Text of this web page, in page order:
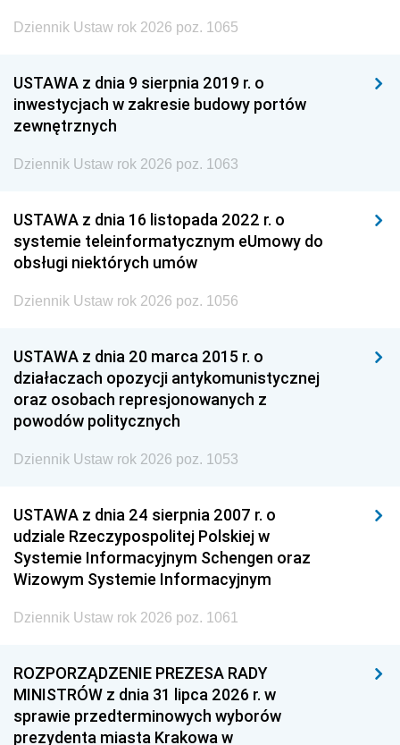
Dziennik Ustaw rok 2026 poz. 1065
USTAWA z dnia 9 sierpnia 2019 r. o
inwestycjach w zakresie budowy portów
zewnętrznych
Dziennik Ustaw rok 2026 poz. 1063
USTAWA z dnia 16 listopada 2022 r. o
systemie teleinformatycznym eUmowy do
obsługi niektórych umów
Dziennik Ustaw rok 2026 poz. 1056
USTAWA z dnia 20 marca 2015 r. o
działaczach opozycji antykomunistycznej
oraz osobach represjonowanych z
powodów politycznych
Dziennik Ustaw rok 2026 poz. 1053
USTAWA z dnia 24 sierpnia 2007 r. o
udziale Rzeczypospolitej Polskiej w
Systemie Informacyjnym Schengen oraz
Wizowym Systemie Informacyjnym
Dziennik Ustaw rok 2026 poz. 1061
ROZPORZĄDZENIE PREZESA RADY
MINISTRÓW z dnia 31 lipca 2026 r. w
sprawie przedterminowych wyborów
prezydenta miasta Krakowa w